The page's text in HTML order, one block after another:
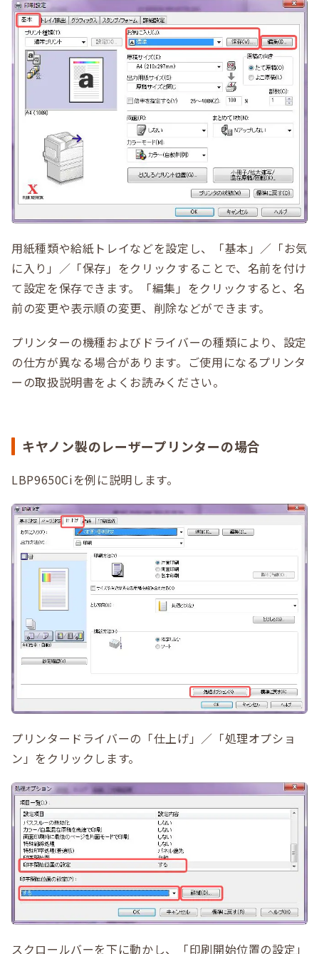
用紙種類や給紙トレイなどを設定し、「基本」／「お気
に入り」／「保存」をクリックすることで、名前を付け
て設定を保存できます。「編集」をクリックすると、名
前の変更や表示順の変更、削除などができます。
プリンターの機種およびドライバーの種類により、設定
の仕方が異なる場合があります。ご使用になるプリンタ
ーの取扱説明書をよくお読みください。
キヤノン製のレーザープリンターの場合
LBP9650Ciを例に説明します。
プリンタードライバーの「仕上げ」／「処理オプショ
ン」をクリックします。
スクロールバーを下に動かし、「印刷開始位置の設定」